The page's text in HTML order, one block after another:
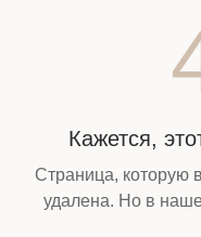
Кажется,
Страница, которую
удалена. Но в